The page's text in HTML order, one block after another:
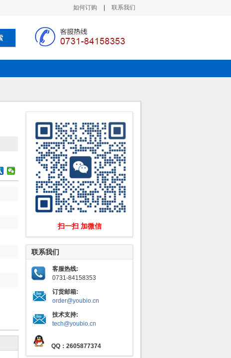
如何订购 联系我们
扫一扫 加微信
联系我们
客服热线:
0731-84158353
订货邮箱:
order@youbio.cn
技术支持:
tech@youbio.cn
QQ：2605877374